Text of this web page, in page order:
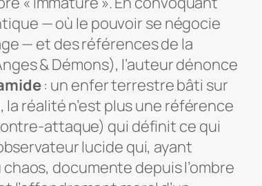
— où le pouvoir se négocie
— et des références de la
& Démons), l’auteur dénonce
: un enfer terrestre bâti sur
réalité n’est plus une référence
attaque) qui définit ce qui
lucide qui, ayant
documente depuis l’ombre